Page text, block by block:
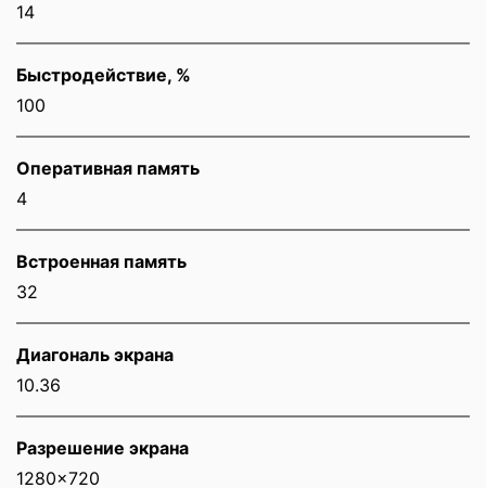
14
Быстродействие, %
100
Оперативная память
4
Встроенная память
32
Диагональ экрана
10.36
Разрешение экрана
1280x720